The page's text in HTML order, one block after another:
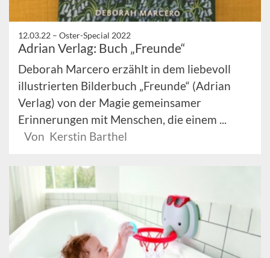
12.03.22 – Oster-Special 2022
Adrian Verlag: Buch „Freunde“
Deborah Marcero erzählt in dem liebevoll
illustrierten Bilderbuch „Freunde“ (Adrian
Verlag) von der Magie gemeinsamer
Erinnerungen mit Menschen, die einem ...
Von Kerstin Barthel